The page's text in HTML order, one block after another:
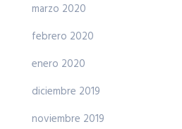
marzo 2020
febrero 2020
enero 2020
diciembre 2019
noviembre 2019